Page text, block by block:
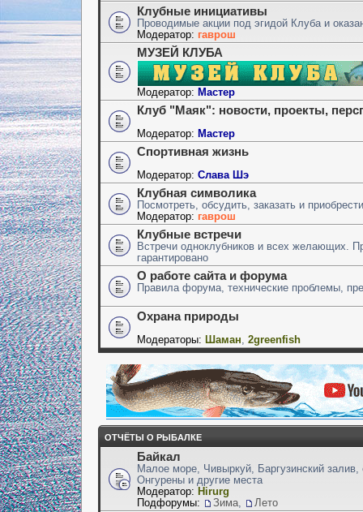
Клубные инициативы
Проводимые акции под эгидой Клуба и
Модератор: гаврош
МУЗЕЙ КЛУБА
Модератор: Мастер
Клуб "Маяк": новости, проекты,
Модератор: Мастер
Спортивная жизнь
Модератор: Слава Шэ
Клубная символика
Посмотреть, обсудить, заказать и
Модератор: гаврош
Клубные встречи
Встречи одноклубников и всех желающих.
гарантировано
О работе сайта и форума
Правила форума, технические проблемы,
Охрана природы
Модераторы: Шаман 2greenfish
ОТЧЁТЫ О РЫБАЛКЕ
Байкал
Малое море, Чивыркуй, Баргузинский
Онгурены и другие места
Модератор: Hirurg
Подфорумы:
Зима Лето